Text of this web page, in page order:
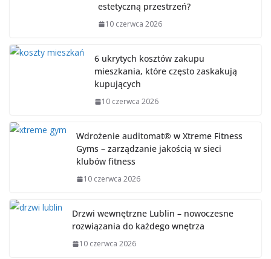
estetyczną przestrzeń?
10 czerwca 2026
6 ukrytych kosztów zakupu
mieszkania, które często zaskakują
kupujących
10 czerwca 2026
Wdrożenie auditomat® w Xtreme Fitness
Gyms – zarządzanie jakością w sieci
klubów fitness
10 czerwca 2026
Drzwi wewnętrzne Lublin – nowoczesne
rozwiązania do każdego wnętrza
10 czerwca 2026